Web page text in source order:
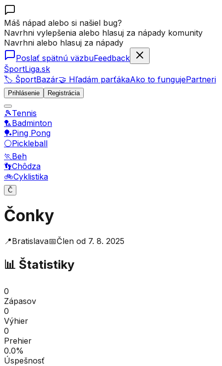
Máš nápad alebo si našiel bug?
Navrhni vylepšenia alebo hlasuj za nápady komunity
Navrhni alebo hlasuj za nápady
Poslať spätnú väzbuFeedback
ŠportLiga.sk
🏷️ ŠportBazár🤝 Hľadám parťákaAko to fungujePartneri
Prihlásenie Registrácia
🎾Tennis
🏸Badminton
🏓Ping Pong
⚪Pickleball
🏃Beh
👣Chôdza
🚲Cyklistika
Č
Čonky
📍Bratislava📅Člen od 7. 8. 2025
📊 Štatistiky
0
Zápasov
0
Výhier
0
Prehier
0.0%
Úspešnosť